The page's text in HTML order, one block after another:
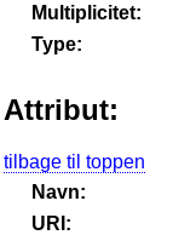
Multiplicitet:
Type:
Attribut:
tilbage til toppen
Navn:
URI: